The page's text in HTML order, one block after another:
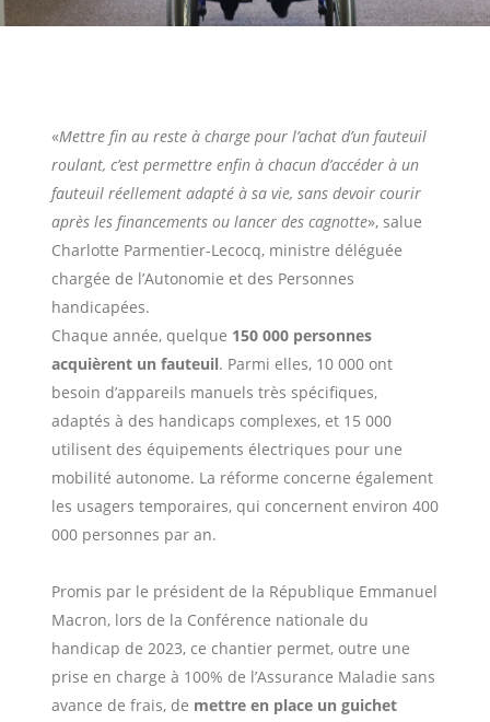
«Mettre fin au reste à charge pour l’achat d’un fauteuil
roulant, c’est permettre enfin à chacun d’accéder à un
fauteuil réellement adapté à sa vie, sans devoir courir
après les financements ou lancer des cagnotte», salue
Charlotte Parmentier-Lecocq, ministre déléguée
chargée de l’Autonomie et des Personnes
handicapées.
Chaque année, quelque 150 000 personnes
acquièrent un fauteuil. Parmi elles, 10 000 ont
besoin d’appareils manuels très spécifiques,
adaptés à des handicaps complexes, et 15 000
utilisent des équipements électriques pour une
mobilité autonome. La réforme concerne également
les usagers temporaires, qui concernent environ 400
000 personnes par an.
Promis par le président de la République Emmanuel
Macron, lors de la Conférence nationale du
handicap de 2023, ce chantier permet, outre une
prise en charge à 100% de l’Assurance Maladie sans
avance de frais, de mettre en place un guichet